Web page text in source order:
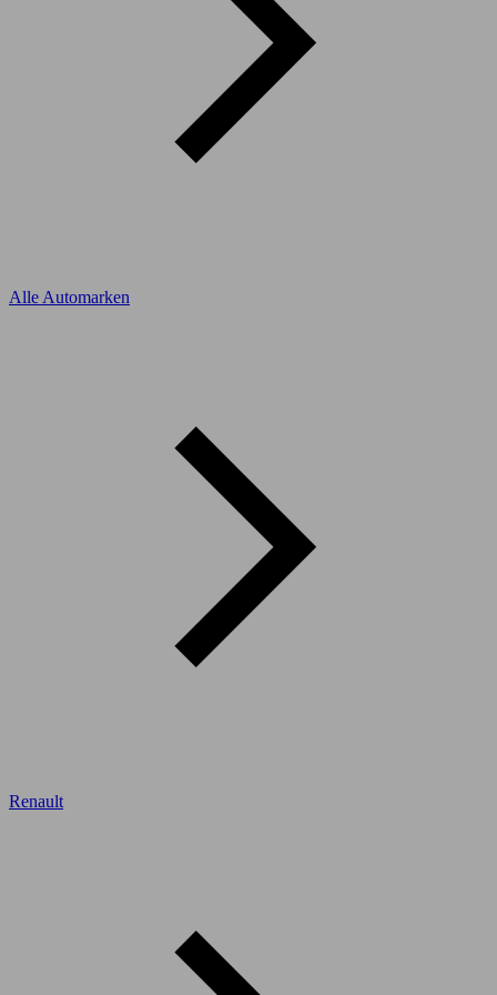
Alle Automarken
Renault